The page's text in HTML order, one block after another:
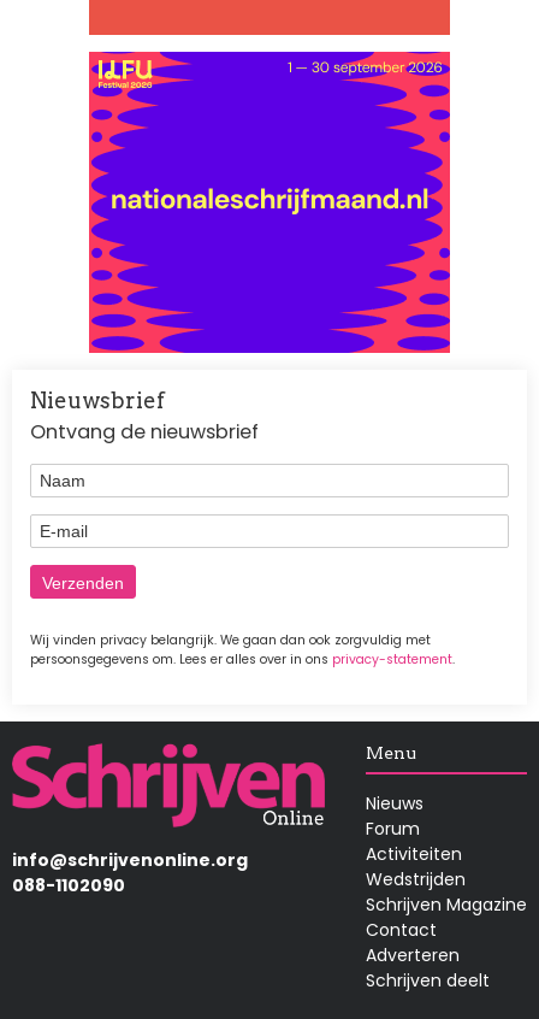
Nieuwsbrief
Ontvang de nieuwsbrief
Naam
E-mail
Wij vinden privacy belangrijk. We gaan dan ook zorgvuldig met
persoonsgegevens om. Lees er alles over in ons privacy-statement.
Afbeelding
info@schrijvenonline.org
088-1102090
Menu
Nieuws
Forum
Activiteiten
Wedstrijden
Schrijven Magazine
Contact
Adverteren
Schrijven deelt